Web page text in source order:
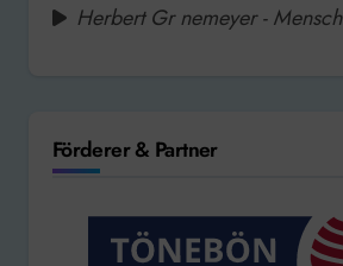
Herbert Gr nemeyer - Mensch
Förderer & Partner